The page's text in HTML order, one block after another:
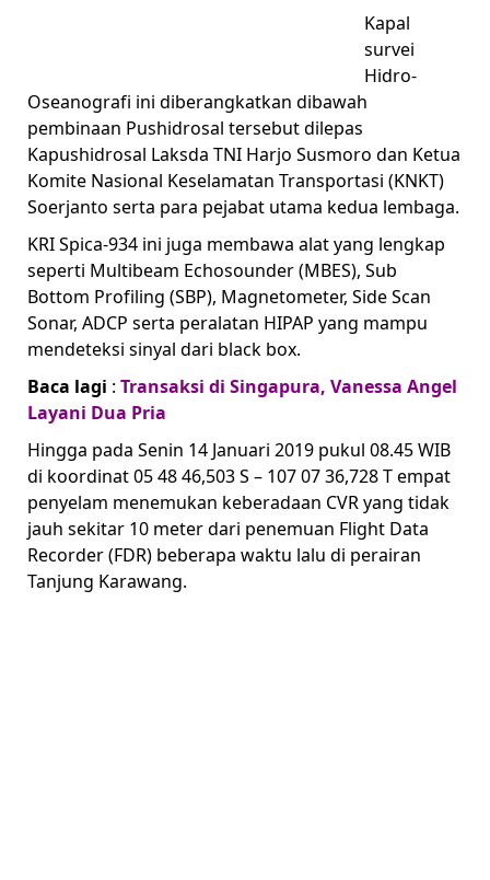
Kapal
survei
Hidro-
Oseanografi ini diberangkatkan dibawah
pembinaan Pushidrosal tersebut dilepas
Kapushidrosal Laksda TNI Harjo Susmoro dan Ketua
Komite Nasional Keselamatan Transportasi (KNKT)
Soerjanto serta para pejabat utama kedua lembaga.
KRI Spica-934 ini juga membawa alat yang lengkap
seperti Multibeam Echosounder (MBES), Sub
Bottom Profiling (SBP), Magnetometer, Side Scan
Sonar, ADCP serta peralatan HIPAP yang mampu
mendeteksi sinyal dari black box.
Baca lagi : Transaksi di Singapura, Vanessa Angel
Layani Dua Pria
Hingga pada Senin 14 Januari 2019 pukul 08.45 WIB
di koordinat 05 48 46,503 S – 107 07 36,728 T empat
penyelam menemukan keberadaan CVR yang tidak
jauh sekitar 10 meter dari penemuan Flight Data
Recorder (FDR) beberapa waktu lalu di perairan
Tanjung Karawang.